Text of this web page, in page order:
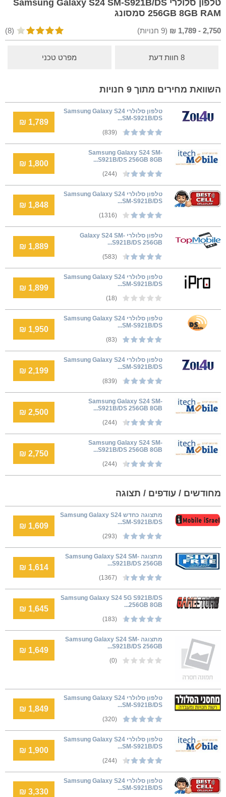
טלפון סלולרי Samsung Galaxy S24 SM-S921B/DS
256GB 8GB RAM סמסונג
2,750
-
1,789
₪
(
9 חנויות) (8)
8 חוות דעת מפרט טכני
השוואת מחירים מתוך 9 חנויות
טלפון סלולרי Samsung Galaxy S24
SM-S921B/DS...
(839)
1,789 ₪
Samsung Galaxy S24 SM-
S921B/DS 256GB 8GB...
(244)
1,800 ₪
טלפון סלולרי Samsung Galaxy S24
SM-S921B/DS...
(1316)
1,848 ₪
טלפון סלולרי Galaxy S24 SM-
S921B/DS 256GB...
(583)
1,889 ₪
טלפון סלולרי Samsung Galaxy S24
SM-S921B/DS...
(18)
1,899 ₪
טלפון סלולרי Samsung Galaxy S24
SM-S921B/DS...
(83)
1,950 ₪
טלפון סלולרי Samsung Galaxy S24
SM-S921B/DS...
(839)
2,199 ₪
Samsung Galaxy S24 SM-
S921B/DS 256GB 8GB...
(244)
2,500 ₪
Samsung Galaxy S24 SM-
S921B/DS 256GB 8GB...
(244)
2,750 ₪
מחודשים / עודפים / תצוגה
מתצוגה כחדש Samsung Galaxy S24
SM-S921B/DS...
(293)
1,609 ₪
מתצוגה Samsung Galaxy S24 SM-
S921B/DS 256GB...
(1367)
1,614 ₪
Samsung Galaxy S24 5G S921B/DS
256GB 8GB...
(183)
1,645 ₪
מתצוגה Samsung Galaxy S24 SM-
S921B/DS 256GB...
(0)
1,649 ₪
טלפון סלולרי Samsung Galaxy S24
SM-S921B/DS...
(320)
1,849 ₪
טלפון סלולרי Samsung Galaxy S24
SM-S921B/DS...
(244)
1,900 ₪
טלפון סלולרי Samsung Galaxy S24
SM-S921B/DS...
3,330 ₪